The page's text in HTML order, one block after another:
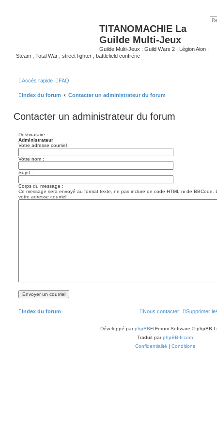
TITANOMACHIE La
Guilde Multi-Jeux
Guilde Multi-Jeux : Guild Wars 2 ; Légion Aion ;
Steam ; Total War ; street fighter ; battlefield confrérie
Accès rapide FAQ
Index du forum Contacter un administrateur du forum
Contacter un administrateur du forum
Destinataire :
Administrateur
Votre adresse courriel :
Votre nom :
Sujet :
Corps du message :
Ce message sera envoyé au format texte, ne pas inclure de code HTML ni de BBCode.
votre adresse courriel.
Index du forum Supprimer
Nous contacter
Développé parphpBB® Forum Software © phpBB
Traduit parphpBB-fr.com
Confidentialité | Conditions